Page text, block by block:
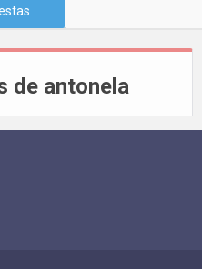
de antonela